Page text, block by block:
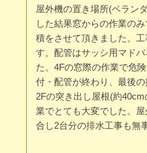
屋外機の置き場所(ベラン
した結果窓からの作業の
積をさせて頂きました。
す。配管はサッシ用マド
た。4Fの窓際の作業で危
付・配管が終わり、最後
2Fの突き出し屋根(約
業でとても大変でした。
合し2台分の排水工事も無